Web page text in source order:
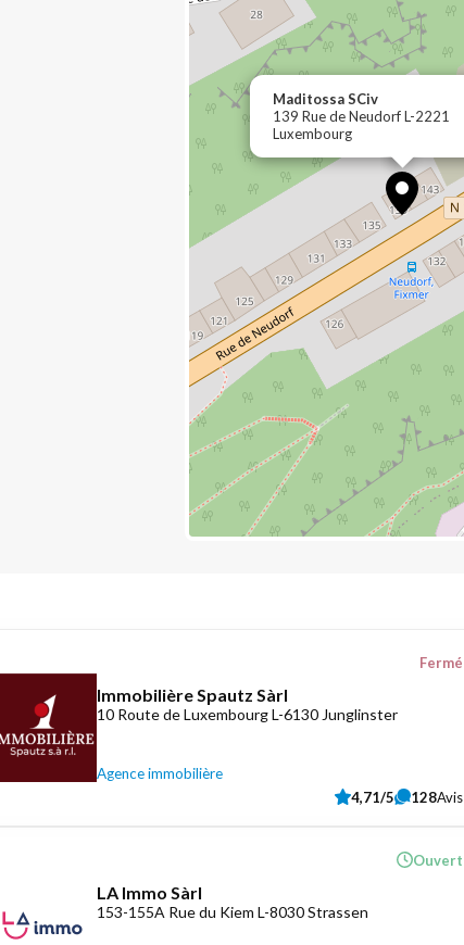
Maditossa SCiv
139 Rue de Neudorf L-2221
Luxembourg
Immobilière Spautz Sàrl
10 Route de Luxembourg L-6130 Junglinster
Agence immobilière
Fermé
4,71/5 128Avis
LA Immo Sàrl
153-155A Rue du Kiem L-8030 Strassen
Ouvert